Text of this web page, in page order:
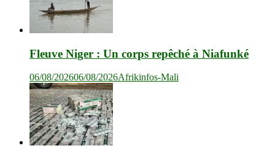
Fleuve Niger : Un corps repêché à Niafunké
06/08/202606/08/2026Afrikinfos-Mali